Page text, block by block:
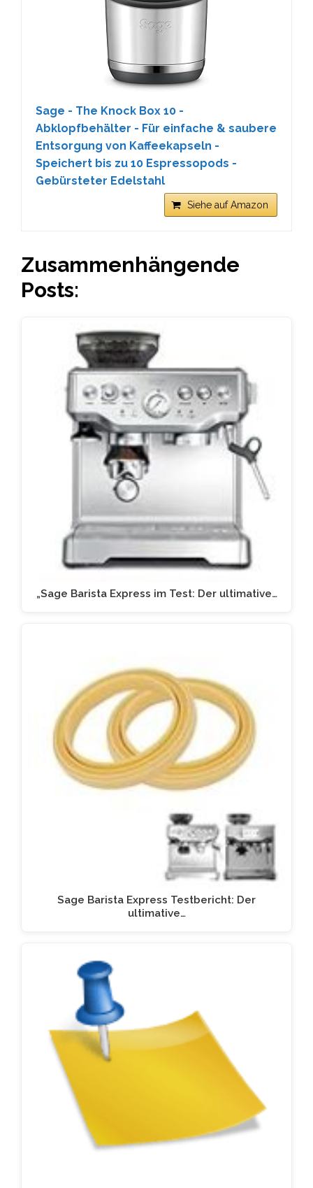
Sage - The Knock Box 10 -
Abklopfbehälter - Für einfache & saubere
Entsorgung von Kaffeekapseln -
Speichert bis zu 10 Espressopods -
Gebürsteter Edelstahl
Siehe auf Amazon
Zusammenhängende
Posts:
„Sage Barista Express im Test: Der ultimative…
Sage Barista Express Testbericht: Der
ultimative…